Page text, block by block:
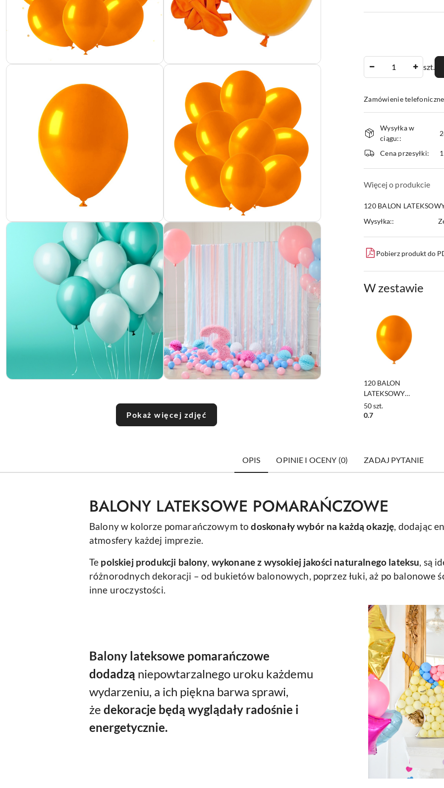
Pokaż więcej zdjęć
szt.
Zamówienie
i
dostawa
Wysyłka w
ciągu::
Cena przesyłki:
Więcej o produkcie
120 BALON
Wysyłka::
Pobierz produkt do
W zestawie
120 BALON
LATEKSOWY
POMARAŃCZOWY
1szt. 13cm
50szt.
0.7
OPIS OPINIE I OCENY (0) ZADAJ PYTANIE
BALONY LATEKSOWE POMARAŃCZOWE
Balony w kolorze pomarańczowym todoskonały wybór na każdą okazję, dodając
atmosfery każdej imprezie.
Te polskiej produkcji balony, wykonane z wysokiej jakości naturalnego lateksu, są
różnorodnych dekoracji – od bukietów balonowych, poprzez łuki, aż po balonowe
inne uroczystości.
Balony lateksowe pomarańczowe
dodadzą niepowtarzalnego uroku każdemu
wydarzeniu, a ich piękna barwa sprawi,
że dekoracje będą wyglądały radośnie i
energetycznie.